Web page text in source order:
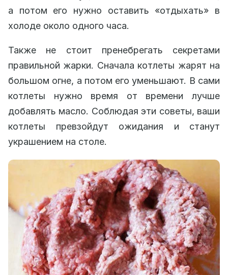
а потом его нужно оставить «отдыхать» в
холоде около одного часа.
Также не стоит пренебрегать секретами
правильной жарки. Сначала котлеты жарят на
большом огне, а потом его уменьшают. В сами
котлеты нужно время от времени лучше
добавлять масло. Соблюдая эти советы, ваши
котлеты превзойдут ожидания и станут
украшением на столе.